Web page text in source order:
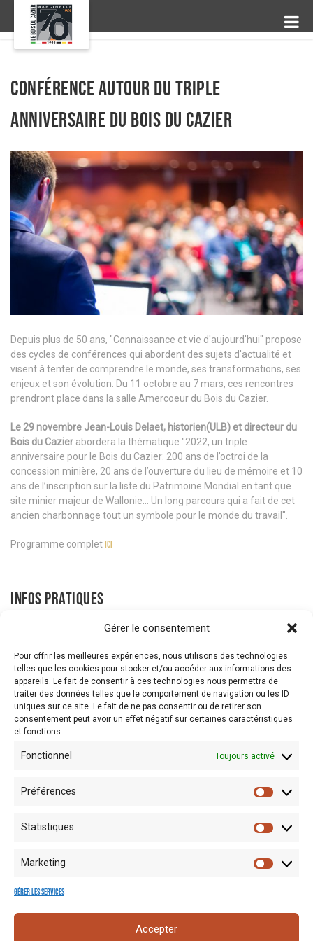
Gérer le consentement
Pour offrir les meilleures expériences, nous utilisons des technologies
telles que les cookies pour stocker et/ou accéder aux informations des
appareils. Le fait de consentir à ces technologies nous permettra de
traiter des données telles que le comportement de navigation ou les ID
uniques sur ce site. Le fait de ne pas consentir ou de retirer son
consentement peut avoir un effet négatif sur certaines caractéristiques
et fonctions.
Fonctionnel Toujours activé
Préférences
Statistiques
Marketing
Gérer les services
Accepter
Conférence autour du triple
anniversaire du Bois du Cazier
Depuis plus de 50 ans, "Connaissance et vie d'aujourd'hui" propose
des cycles de conférences qui abordent des sujets d'actualité et
visent à tenter de comprendre le monde, ses transformations, ses
enjeux et son évolution. Du 11 octobre au 7 mars, ces rencontres
prendront place dans la salle Amercoeur du Bois du Cazier.
Le 29 novembre Jean-Louis Delaet, historien(ULB) et directeur du
Bois du Cazier abordera la thématique "2022, un triple
anniversaire pour le Bois du Cazier: 200 ans de l’octroi de la
concession minière, 20 ans de l’ouverture du lieu de mémoire et 10
ans de l’inscription sur la liste du Patrimoine Mondial en tant que
site minier majeur de Wallonie… Un long parcours qui a fait de cet
ancien charbonnage tout un symbole pour le monde du travail".
Programme completici
INFOS PRATIQUES
Horaire:le mardi de 14h précises à 16h
Contact :Martine Michaux - tél. : 071/50.48.69 ou par mail:
martine.michaux@cva-charleroi.be